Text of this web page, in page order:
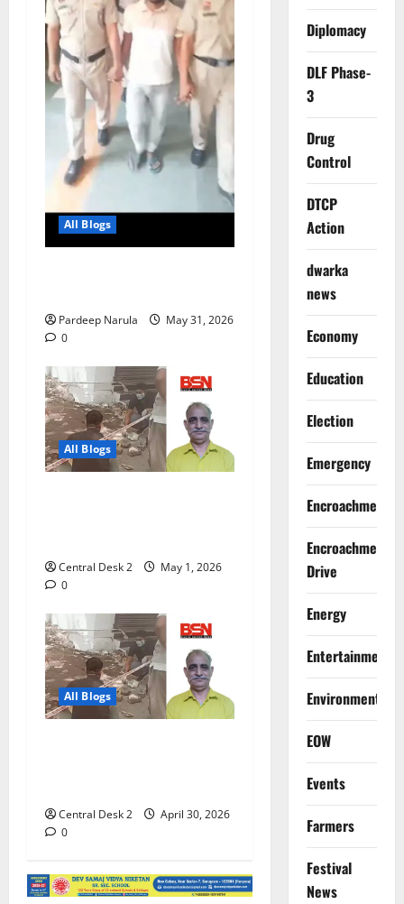
All Blogs
Pardeep Narula
May 31, 2026
0
All Blogs
Central Desk 2
May 1, 2026
0
All Blogs
Central Desk 2
April 30, 2026
0
Diplomacy
DLF Phase-
3
Drug
Control
DTCP
Action
dwarka
news
Economy
Education
Election
Emergency
Encroachment
Encroachment
Drive
Energy
Entertainment
Environment
EOW
Events
Farmers
Festival
News